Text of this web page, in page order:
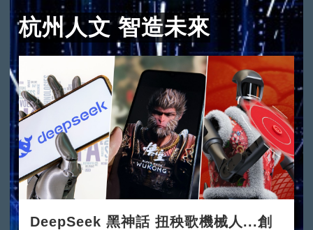
杭州人文 智造未來
DeepSeek 黑神話 扭秧歌機械人...創